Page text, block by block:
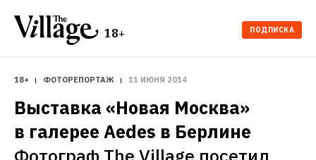
18+ ПОДПИСКА
18+ ФОТОРЕПОРТАЖ 11 ИЮНЯ 2014
Выставка «Новая Москва»
в галерее Aedes в Берлине